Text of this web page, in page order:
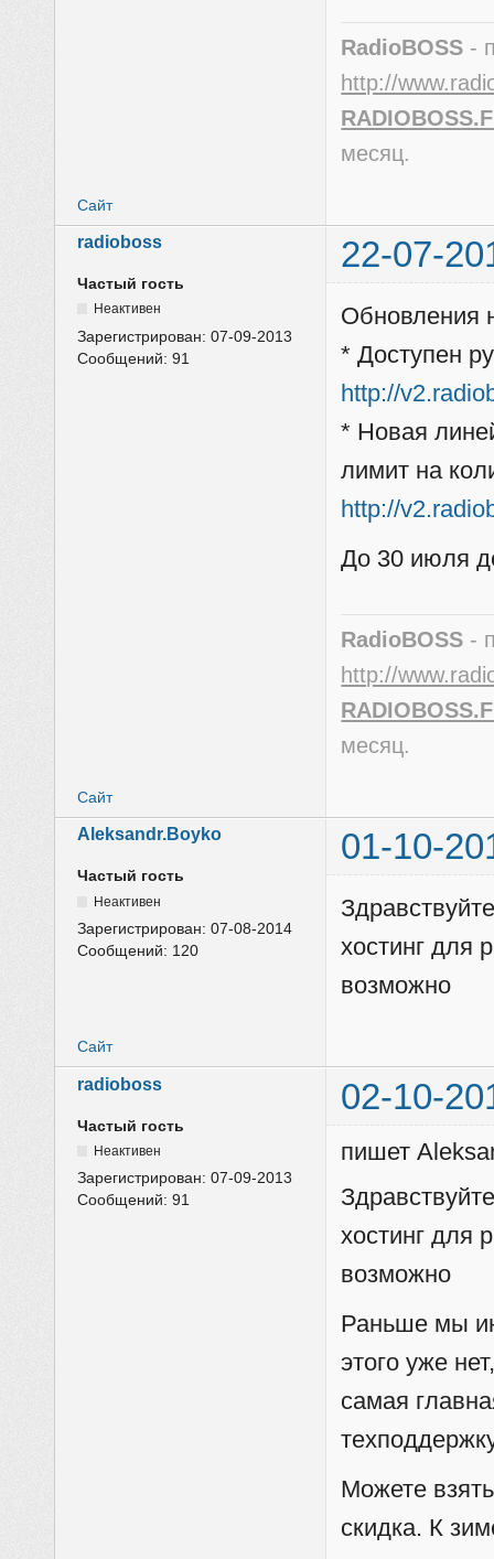
RadioBOSS -
http://
месяц.
Сайт
radioboss 22-07-
Частый гость
Неактивен
Зарегистрирован:07-09-2013
Сообщений:91
Обновления
* Доступен
http://
* Новая
лимит на
http://
До 30 июля
RadioBOSS -
http://
месяц.
Сайт
Aleksandr.Boyko 01-10-
Частый гость
Неактивен
Зарегистрирован:07-08-2014
Сообщений: 120
хостинг для
возможно
Сайт
radioboss 02-10-
Частый гость
Неактивен
Зарегистрирован:07-09-2013
Сообщений:91
пишет
хостинг для
возможно
Раньше мы
этого уже
самая
Можете
скидка. К